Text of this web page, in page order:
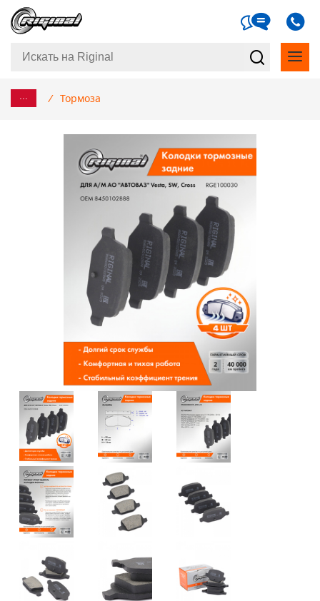
... / Тормоза